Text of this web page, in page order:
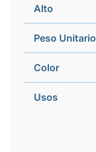
Alto
Peso Unitario
Color
Usos